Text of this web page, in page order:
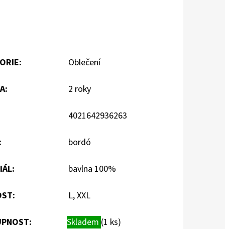
: Oblečení
: 2 roky
4021642936263
bordó
: bavlna 100%
: L, XXL
Skladem (1 ks)